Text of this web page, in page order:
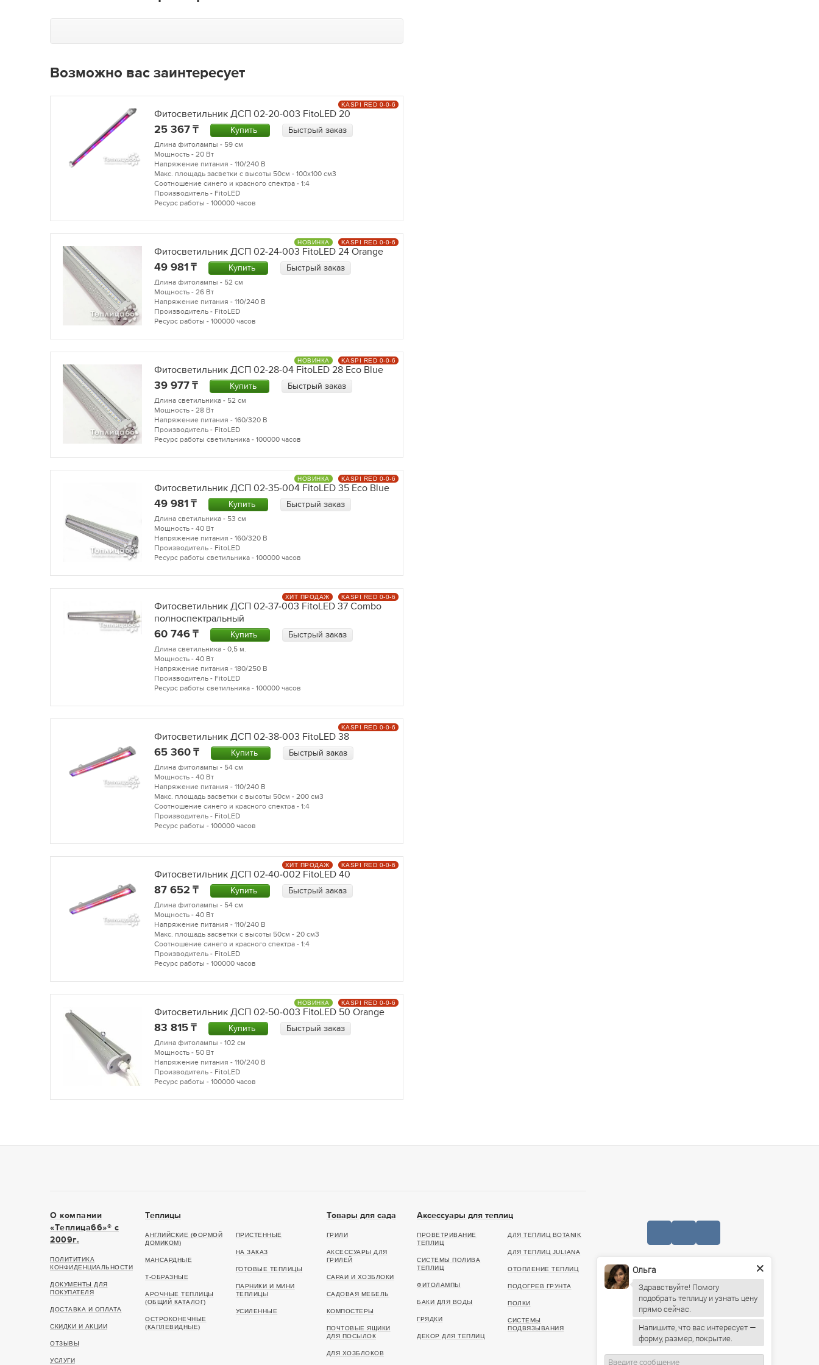
Возможно вас заинтересует
Фитосветильник ДСП 02-20-003 FitoLED 20
25 367 Купить Быстрый заказ
Длина фитолампы - 59 см
Мощность - 20 Вт
Напряжение питания - 110/240 В
Макс. площадь засветки с высоты 50см - 100х100 см3
Соотношение синего и красного спектра - 1:4
Производитель - FitoLED
Ресурс работы - 100000 часов
KASPI RED 0-0-6
Фитосветильник ДСП 02-24-003 FitoLED 24 Orange
49 981 Купить Быстрый заказ
Длина фитолампы - 52 см
Мощность - 26 Вт
Напряжение питания - 110/240 В
Производитель - FitoLED
Ресурс работы - 100000 часов
НОВИНКА KASPI RED 0-0-6
Фитосветильник ДСП 02-28-04 FitoLED 28 Eco Blue
39 977 Купить Быстрый заказ
Длина светильника - 52 см
Мощность - 28 Вт
Напряжение питания - 160/320 В
Производитель - FitoLED
Ресурс работы светильника - 100000 часов
НОВИНКА KASPI RED 0-0-6
Фитосветильник ДСП 02-35-004 FitoLED 35 Eco Blue
49 981 Купить Быстрый заказ
Длина светильника - 53 см
Мощность - 40 Вт
Напряжение питания - 160/320 В
Производитель - FitoLED
Ресурс работы светильника - 100000 часов
НОВИНКА KASPI RED 0-0-6
Фитосветильник ДСП 02-37-003 FitoLED 37 Combo
полноспектральный
60 746 Купить Быстрый заказ
Длина светильника - 0,5 м.
Мощность - 40 Вт
Напряжение питания - 180/250 В
Производитель - FitoLED
Ресурс работы светильника - 100000 часов
ХИТ ПРОДАЖ KASPI RED 0-0-6
Фитосветильник ДСП 02-38-003 FitoLED 38
65 360 Купить Быстрый заказ
Длина фитолампы - 54 см
Мощность - 40 Вт
Напряжение питания - 110/240 В
Макс. площадь засветки с высоты 50см - 200 см3
Соотношение синего и красного спектра - 1:4
Производитель - FitoLED
Ресурс работы - 100000 часов
KASPI RED 0-0-6
Фитосветильник ДСП 02-40-002 FitoLED 40
87 652 Купить Быстрый заказ
Длина фитолампы - 54 см
Мощность - 40 Вт
Напряжение питания - 110/240 В
Макс. площадь засветки с высоты 50см - 20 см3
Соотношение синего и красного спектра - 1:4
Производитель - FitoLED
Ресурс работы - 100000 часов
ХИТ ПРОДАЖ KASPI RED 0-0-6
Фитосветильник ДСП 02-50-003 FitoLED 50 Orange
83 815 Купить Быстрый заказ
Длина фитолампы - 102 см
Мощность - 50 Вт
Напряжение питания - 110/240 В
Производитель - FitoLED
Ресурс работы - 100000 часов
НОВИНКА KASPI RED 0-0-6
О компании
«Теплица66»® c
2009г.
ПОЛИТИТИКА
КОНФИДЕНЦИАЛЬНОСТИ
ДОКУМЕНТЫ ДЛЯ
ПОКУПАТЕЛЯ
ДОСТАВКА И ОПЛАТА
СКИДКИ И АКЦИИ
ОТЗЫВЫ
УСЛУГИ
Теплицы
АНГЛИЙСКИЕ (ФОРМОЙ
ДОМИКОМ)
МАНСАРДНЫЕ
Т-ОБРАЗНЫЕ
АРОЧНЫЕ ТЕПЛИЦЫ
(ОБЩИЙ КАТАЛОГ)
ОСТРОКОНЕЧНЫЕ
(КАПЛЕВИДНЫЕ)
ПРИСТЕННЫЕ
НА ЗАКАЗ
ГОТОВЫЕ ТЕПЛИЦЫ
ПАРНИКИ И МИНИ
ТЕПЛИЦЫ
УСИЛЕННЫЕ
Товары для сада
ГРИЛИ
АКСЕССУАРЫ ДЛЯ
ГРИЛЕЙ
САРАИ И ХОЗБЛОКИ
САДОВАЯ МЕБЕЛЬ
КОМПОСТЕРЫ
ПОЧТОВЫЕ ЯЩИКИ
ДЛЯ ПОСЫЛОК
ДЛЯ ХОЗБЛОКОВ
Аксессуары для теплиц
ПРОВЕТРИВАНИЕ
ТЕПЛИЦ
СИСТЕМЫ ПОЛИВА
ТЕПЛИЦ
ФИТОЛАМПЫ
БАКИ ДЛЯ ВОДЫ
ГРЯДКИ
ДЕКОР ДЛЯ ТЕПЛИЦ
ДЛЯ ТЕПЛИЦ BOTANIK
ДЛЯ ТЕПЛИЦ JULIANA
ОТОПЛЕНИЕ ТЕПЛИЦ
ПОДОГРЕВ ГРУНТА
ПОЛКИ
СИСТЕМЫ
ПОДВЯЗЫВАНИЯ
+7 (727) 390-05-75
20499, г. Алматы, Санаторная улица, 46
ИНН: 221140022903
Сб: 10:00 – 16:00, Вс: По
Ольга
Здравствуйте! Помогу
подобрать теплицу и узнать цену
Напишите, что вас интересует —
форму, размер, покрытие.